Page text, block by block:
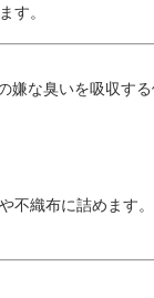
す。
嫌な臭いを吸収す
不織布に詰めます。